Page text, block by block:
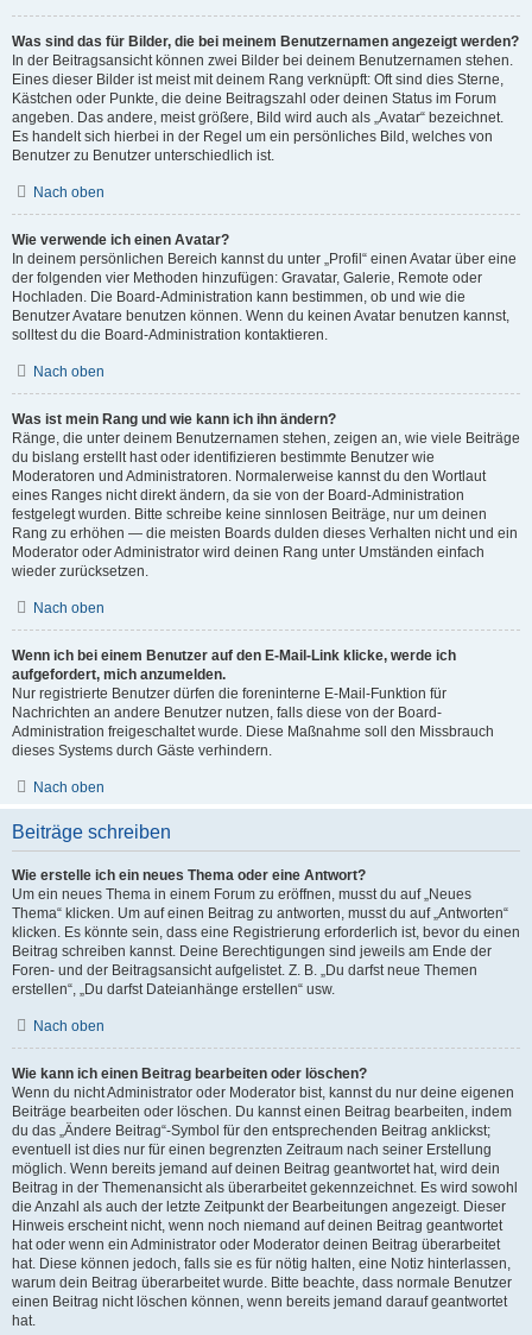
Was sind das für Bilder, die bei meinem Benutzernamen angezeigt werden?
In der Beitragsansicht können zwei Bilder bei deinem Benutzernamen stehen.
Eines dieser Bilder ist meist mit deinem Rang verknüpft: Oft sind dies Sterne,
Kästchen oder Punkte, die deine Beitragszahl oder deinen Status im Forum
angeben. Das andere, meist größere, Bild wird auch als „Avatar“ bezeichnet.
Es handelt sich hierbei in der Regel um ein persönliches Bild, welches von
Benutzer zu Benutzer unterschiedlich ist.
Nach oben
Wie verwende ich einen Avatar?
In deinem persönlichen Bereich kannst du unter „Profil“ einen Avatar über eine
der folgenden vier Methoden hinzufügen: Gravatar, Galerie, Remote oder
Hochladen. Die Board-Administration kann bestimmen, ob und wie die
Benutzer Avatare benutzen können. Wenn du keinen Avatar benutzen kannst,
solltest du die Board-Administration kontaktieren.
Nach oben
Was ist mein Rang und wie kann ich ihn ändern?
Ränge, die unter deinem Benutzernamen stehen, zeigen an, wie viele Beiträge
du bislang erstellt hast oder identifizieren bestimmte Benutzer wie
Moderatoren und Administratoren. Normalerweise kannst du den Wortlaut
eines Ranges nicht direkt ändern, da sie von der Board-Administration
festgelegt wurden. Bitte schreibe keine sinnlosen Beiträge, nur um deinen
Rang zu erhöhen — die meisten Boards dulden dieses Verhalten nicht und ein
Moderator oder Administrator wird deinen Rang unter Umständen einfach
wieder zurücksetzen.
Nach oben
Wenn ich bei einem Benutzer auf den E-Mail-Link klicke, werde ich
aufgefordert, mich anzumelden.
Nur registrierte Benutzer dürfen die foreninterne E-Mail-Funktion für
Nachrichten an andere Benutzer nutzen, falls diese von der Board-
Administration freigeschaltet wurde. Diese Maßnahme soll den Missbrauch
dieses Systems durch Gäste verhindern.
Nach oben
Beiträge schreiben
Wie erstelle ich ein neues Thema oder eine Antwort?
Um ein neues Thema in einem Forum zu eröffnen, musst du auf „Neues
Thema“ klicken. Um auf einen Beitrag zu antworten, musst du auf „Antworten“
klicken. Es könnte sein, dass eine Registrierung erforderlich ist, bevor du einen
Beitrag schreiben kannst. Deine Berechtigungen sind jeweils am Ende der
Foren- und der Beitragsansicht aufgelistet. Z. B. „Du darfst neue Themen
erstellen“, „Du darfst Dateianhänge erstellen“ usw.
Nach oben
Wie kann ich einen Beitrag bearbeiten oder löschen?
Wenn du nicht Administrator oder Moderator bist, kannst du nur deine eigenen
Beiträge bearbeiten oder löschen. Du kannst einen Beitrag bearbeiten, indem
du das „Ändere Beitrag“-Symbol für den entsprechenden Beitrag anklickst;
eventuell ist dies nur für einen begrenzten Zeitraum nach seiner Erstellung
möglich. Wenn bereits jemand auf deinen Beitrag geantwortet hat, wird dein
Beitrag in der Themenansicht als überarbeitet gekennzeichnet. Es wird sowohl
die Anzahl als auch der letzte Zeitpunkt der Bearbeitungen angezeigt. Dieser
Hinweis erscheint nicht, wenn noch niemand auf deinen Beitrag geantwortet
hat oder wenn ein Administrator oder Moderator deinen Beitrag überarbeitet
hat. Diese können jedoch, falls sie es für nötig halten, eine Notiz hinterlassen,
warum dein Beitrag überarbeitet wurde. Bitte beachte, dass normale Benutzer
einen Beitrag nicht löschen können, wenn bereits jemand darauf geantwortet
hat.